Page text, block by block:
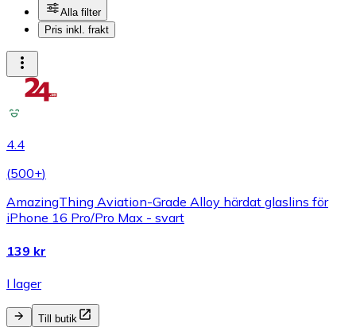
Alla filter
Pris inkl. frakt
4.4
(500+)
AmazingThing Aviation-Grade Alloy härdat glaslins för
iPhone 16 Pro/Pro Max - svart
139 kr
I lager
Till butik